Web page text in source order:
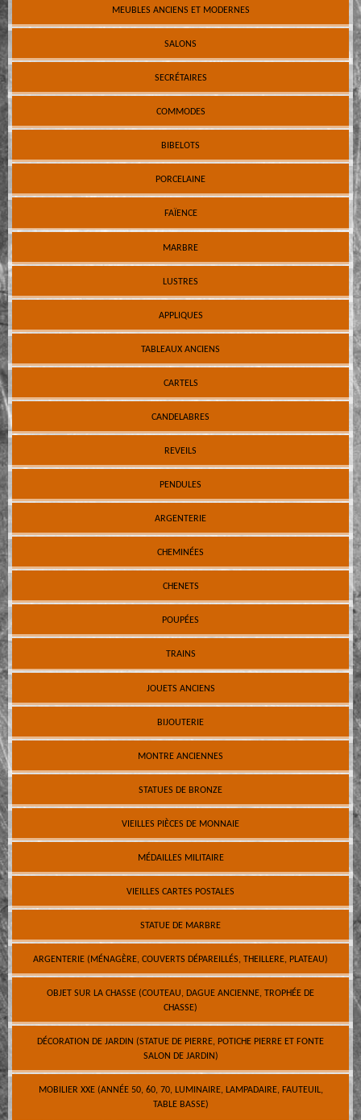
MEUBLES ANCIENS ET MODERNES
SALONS
SECRÉTAIRES
COMMODES
BIBELOTS
PORCELAINE
FAÏENCE
MARBRE
LUSTRES
APPLIQUES
TABLEAUX ANCIENS
CARTELS
CANDELABRES
REVEILS
PENDULES
ARGENTERIE
CHEMINÉES
CHENETS
POUPÉES
TRAINS
JOUETS ANCIENS
BIJOUTERIE
MONTRE ANCIENNES
STATUES DE BRONZE
VIEILLES PIÈCES DE MONNAIE
MÉDAILLES MILITAIRE
VIEILLES CARTES POSTALES
STATUE DE MARBRE
ARGENTERIE (MÉNAGÈRE, COUVERTS DÉPAREILLÉS, THEILLERE, PLATEAU)
OBJET SUR LA CHASSE (COUTEAU, DAGUE ANCIENNE, TROPHÉE DE
CHASSE)
DÉCORATION DE JARDIN (STATUE DE PIERRE, POTICHE PIERRE ET FONTE
SALON DE JARDIN)
MOBILIER XXE (ANNÉE 50, 60, 70, LUMINAIRE, LAMPADAIRE, FAUTEUIL,
TABLE BASSE)